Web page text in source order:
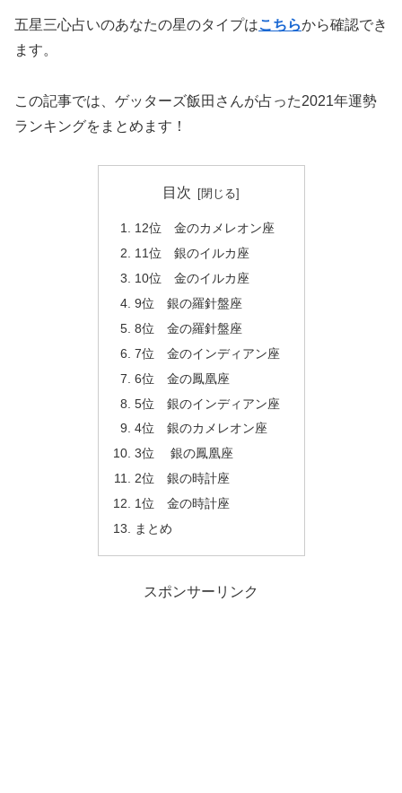
五星三心占いのあなたの星のタイプはこちらから確認でき
ます。
この記事では、ゲッターズ飯田さんが占った2021年運勢
ランキングをまとめます！
目次
12位 金のカメレオン座
11位 銀のイルカ座
10位 金のイルカ座
9位 銀の羅針盤座
8位 金の羅針盤座
7位 金のインディアン座
6位 金の鳳凰座
5位 銀のインディアン座
4位 銀のカメレオン座
3位 銀の鳳凰座
2位 銀の時計座
1位 金の時計座
まとめ
スポンサーリンク